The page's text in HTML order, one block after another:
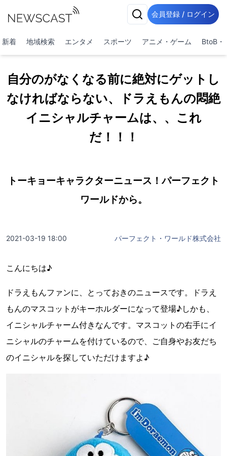
会員登録 / ログイン
新着 地域検索 エンタメ スポーツ アニメ・ゲーム BtoB・
自分のがなくなる前に絶対にゲットし
なければならない、ドラえもんの悶絶
イニシャルチャームは、、これ
だ！！！
トーキョーキャラクターニュース！パーフェクト
ワールドから。
2021-03-19 18:00 パーフェクト・ワールド株式会社
こんにちは♪
ドラえもんファンに、とっておきのニュースです。ドラえ
もんのマスコットがキーホルダーになって登場♪しかも、
イニシャルチャーム付きなんです。マスコットの右手にイ
ニシャルのチャームを付けているので、ご自身やお友だち
のイニシャルを探していただけますよ♪